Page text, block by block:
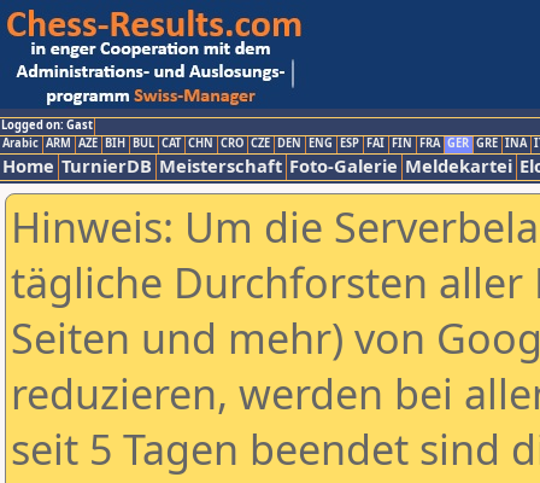
Logged on: Gast
Arabic ARM AZE BIH BUL CAT CHN CRO CZE DEN ENG ESP FAI FIN FRA GER GRE INA
Home TurnierDB Meisterschaft Foto-Galerie Meldekartei
Hinweis: Um die
tägliche Durchforsten aller
Seiten und mehr) von
reduzieren, werden bei
seit 5 Tagen beendet sind